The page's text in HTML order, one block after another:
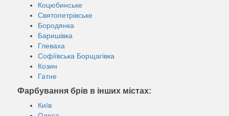
Коцюбинське
Святопетрівське
Бородянка
Баришівка
Глеваха
Софіївська Борщагівка
Козин
Гатне
Фарбування брів в інших містах:
Київ